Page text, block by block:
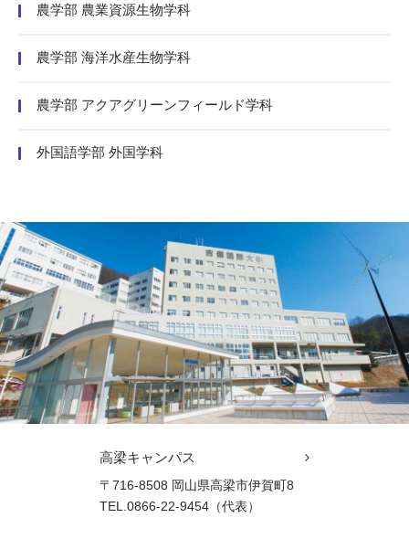
農学部 農業資源生物学科
農学部 海洋水産生物学科
農学部 アクアグリーンフィールド学科
外国語学部 外国学科
高梁キャンパス
〒716-8508 岡山県高梁市伊賀町8
TEL.0866-22-9454（代表）